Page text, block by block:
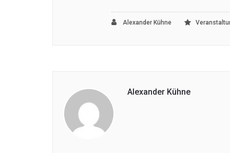
Alexander Kühne
Alexander Kühne